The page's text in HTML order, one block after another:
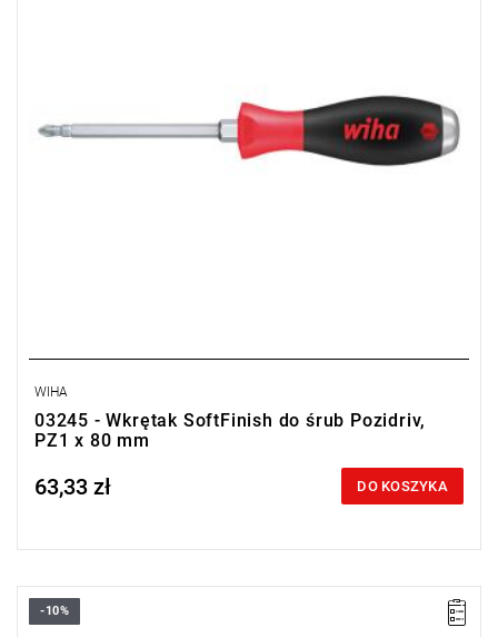
WIHA
03245 - Wkrętak SoftFinish do śrub Pozidriv,
PZ1 x 80 mm
Price tax included
63,33 zł DO KOSZYKA
• Rozmiar: PZ2
-10%